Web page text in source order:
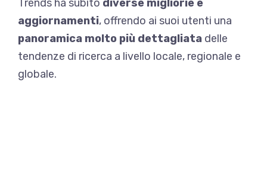
Trends ha subito diverse migliorie e
aggiornamenti, offrendo ai suoi utenti una
panoramica molto più dettagliata delle
tendenze di ricerca a livello locale, regionale e
globale.